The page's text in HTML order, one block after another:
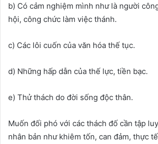
b) Có cảm nghiệm mình như là người
hội, công chức làm việc thánh.
c) Các lôi cuốn của văn hóa thế tục.
d) Những hấp dẫn của thế lực, tiền bạc.
e) Thử thách do đời sống độc thân.
Muốn đối phó với các thách đố cần tập
nhân bản như khiêm tốn, can đảm, thực